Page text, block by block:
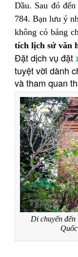
Dầu. Sau đó
784. Bạn lưu ý
không có bảng
tích lịch sử văn
Đặt dịch vụ đặt
tuyệt vời dành
và tham quan
Di chuyển